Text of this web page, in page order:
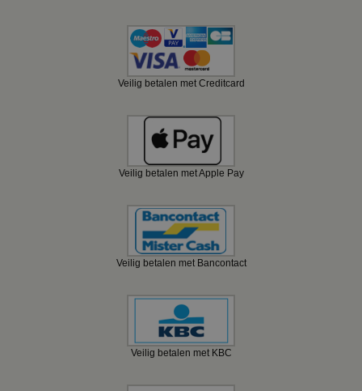
Veilig betalen met Creditcard
Veilig betalen met Apple Pay
Veilig betalen met Bancontact
Veilig betalen met KBC